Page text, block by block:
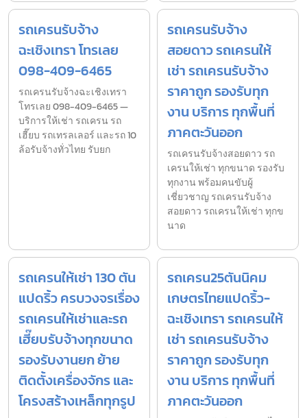
รถเครนรับจ้าง
ฉะเชิงเทรา โทรเลย
098-409-6465
รถเครนรับจ้างฉะเชิงเทรา
โทรเลย 098-409-6465 —
บริการให้เช่า รถเครน รถ
เฮี๊ยบ รถเทรลเลอร์ และรถ 10
ล้อรับจ้างทั่วไทย รับยก
รถเครนรับจ้าง
สอยดาว รถเครนให้
เช่า รถเครนรับจ้าง
ราคาถูก รองรับทุก
งาน บริการ ทุกพื้นที่
ภาคตะวันออก
รถเครนรับจ้างสอยดาว รถ
เครนให้เช่า ทุกขนาด รองรับ
ทุกงาน พร้อมคนขับผู้
เชี่ยวชาญ รถเครนรับจ้าง
สอยดาว รถเครนให้เช่า ทุกข
นาด
รถเครนให้เช่า 130 ตัน
แปดริ้ว ครบวงจรเรื่อง
รถเครนให้เช่าและรถ
เฮี๊ยบรับจ้างทุกขนาด
รองรับงานยก ย้าย
ติดตั้งเครื่องจักร และ
โครงสร้างเหล็กทุกรูป
รถเครน25ตันนิคม
เกษตรไทยแปดริ้ว-
ฉะเชิงเทรา รถเครนให้
เช่า รถเครนรับจ้าง
ราคาถูก รองรับทุก
งาน บริการ ทุกพื้นที่
ภาคตะวันออก